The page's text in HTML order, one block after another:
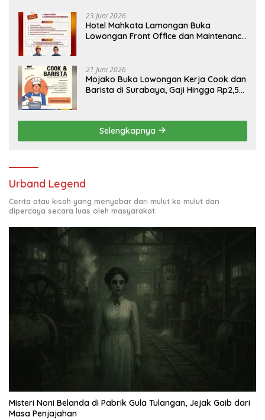
23 Juni 2026
Hotel Mahkota Lamongan Buka
Lowongan Front Office dan Maintenance
21 Juni 2026
Mojako Buka Lowongan Kerja Cook dan
Barista di Surabaya, Gaji Hingga Rp2,5
Selengkapnya
Urband Legend
Cerita atau kisah yang menyebar dari mulut ke mulut dan
dipercaya secara luas oleh masyarakat
Misteri Noni Belanda di Pabrik Gula Tulangan, Jejak Gaib dari
Masa Penjajahan